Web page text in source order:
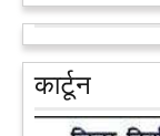
आरक्षण के विरोध
वरिष्ठता हो, जाति नहीं
प्रतापगढ़ के कुंडा से
शुक्रवार को लखनऊ
आधिकारिक घोषणा
कार्टून